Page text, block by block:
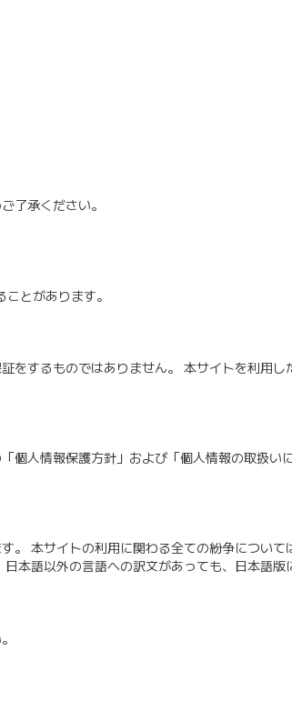
了承ください。
とがあります。
をするものではありません。 本サイトを利用
人情報保護方針」および「個人情報の取扱いに
本サイトの利用に関わる全ての紛争について
本語以外の言語への訳文があっても、日本語版